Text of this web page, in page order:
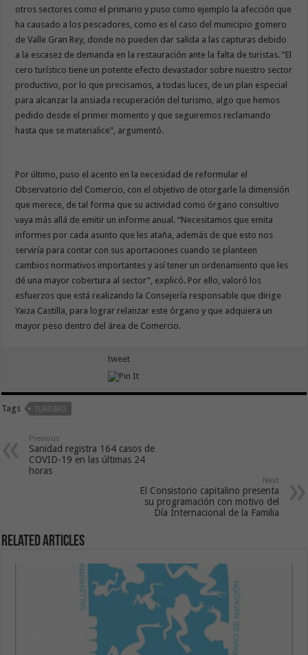
otros sectores como el primario y puso como ejemplo la afección que
ha causado a los pescadores, como es el caso del municipio gomero
de Valle Gran Rey, donde no pueden dar salida a las capturas debido
a la escasez de demanda en la restauración ante la falta de turistas. “El
cero turístico tiene un potente efecto devastador sobre nuestro sector
productivo, por lo que precisamos, a todas luces, de un plan especial
para alcanzar la ansiada recuperación del turismo, algo que hemos
pedido desde el primer momento y que seguiremos reclamando
hasta que se materialice”, argumentó.
Por último, puso el acento en la necesidad de reformular el
Observatorio del Comercio, con el objetivo de otorgarle la dimensión
que merece, de tal forma que su actividad como órgano consultivo
vaya más allá de emitir un informe anual. “Necesitamos que emita
informes por cada asunto que les ataña, además de que esto nos
serviría para contar con sus aportaciones cuando se planteen
cambios normativos importantes y así tener un ordenamiento que les
dé una mayor cobertura al sector”, explicó. Por ello, valoró los
esfuerzos que está realizando la Consejería responsable que dirige
Yaiza Castilla, para lograr relanzar este órgano y que adquiera un
mayor peso dentro del área de Comercio.
tweet
Tags TURISMO
Previous
Sanidad registra 164 casos de
COVID-19 en las últimas 24
horas
Next
El Consistorio capitalino presenta
su programación con motivo del
Día Internacional de la Familia
Related Articles